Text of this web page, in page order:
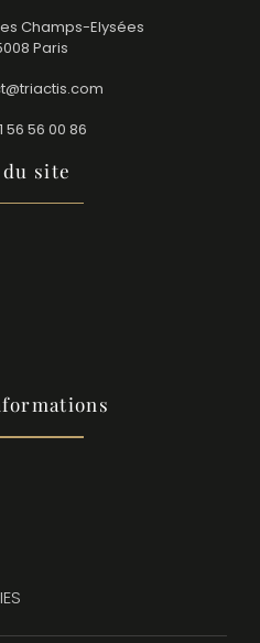
Champs-Elysées
Paris
56 56 00 86
du site